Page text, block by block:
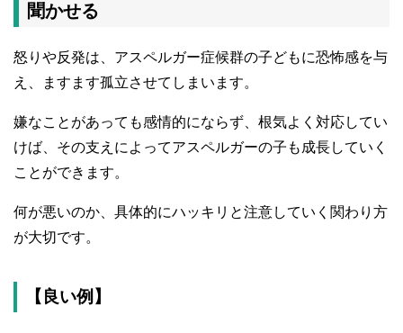
聞かせる
怒りや反発は、アスペルガー症候群の子どもに恐怖感を与
え、ますます孤立させてしまいます。
嫌なことがあっても感情的にならず、根気よく対応してい
けば、その支えによってアスペルガーの子も成長していく
ことができます。
何が悪いのか、具体的にハッキリと注意していく関わり方
が大切です。
【良い例】